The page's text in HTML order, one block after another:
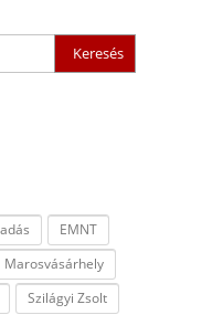
EMNT
Marosvásárhely
Szilágyi Zsolt